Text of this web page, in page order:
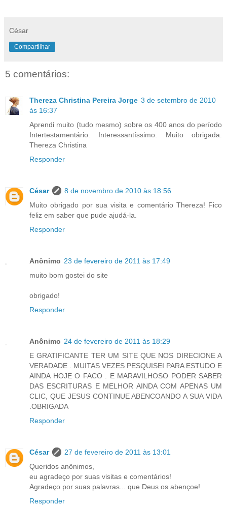
César
Compartilhar
5 comentários:
Thereza Christina Pereira Jorge 3 de setembro de 2010
às 16:37
Aprendi muito (tudo mesmo) sobre os 400 anos do período
Intertestamentário. Interessantíssimo. Muito obrigada.
Thereza Christina
Responder
César
8 de novembro de 2010 às 18:56
Muito obrigado por sua visita e comentário Thereza! Fico
feliz em saber que pude ajudá-la.
Responder
Anônimo 23 de fevereiro de 2011 às 17:49
muito bom gostei do site
obrigado!
Responder
Anônimo 24 de fevereiro de 2011 às 18:29
E GRATIFICANTE TER UM SITE QUE NOS DIRECIONE A
VERADADE . MUITAS VEZES PESQUISEI PARA ESTUDO E
AINDA HOJE O FACO . E MARAVILHOSO PODER SABER
DAS ESCRITURAS E MELHOR AINDA COM APENAS UM
CLIC, QUE JESUS CONTINUE ABENCOANDO A SUA VIDA
.OBRIGADA
Responder
César
27 de fevereiro de 2011 às 13:01
Queridos anônimos,
eu agradeço por suas visitas e comentários!
Agradeço por suas palavras... que Deus os abençoe!
Responder